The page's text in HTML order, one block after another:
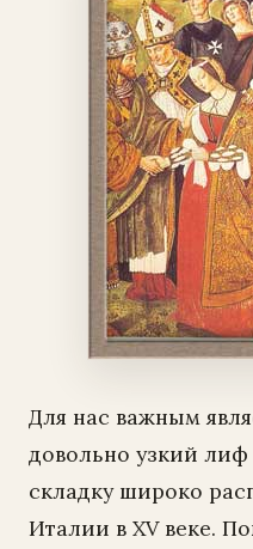
Для нас важным
довольно узкий
складку широко
Италии в XV веке.